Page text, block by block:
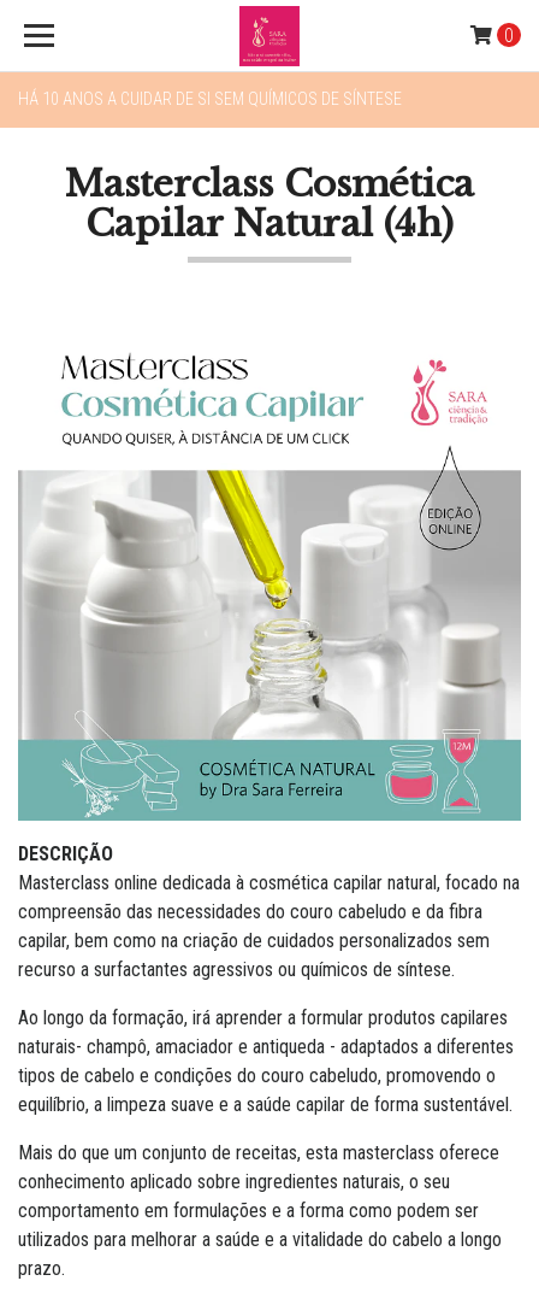
HÁ 10 ANOS A CUIDAR DE SI SEM QUÍMICOS DE SÍNTESE
0
Masterclass Cosmética
Capilar Natural (4h)
DESCRIÇÃO
Masterclass online dedicada à cosmética capilar natural, focado na
compreensão das necessidades do couro cabeludo e da fibra
capilar, bem como na criação de cuidados personalizados sem
recurso a surfactantes agressivos ou químicos de síntese.
Ao longo da formação, irá aprender a formular produtos capilares
naturais- champô, amaciador e antiqueda - adaptados a diferentes
tipos de cabelo e condições do couro cabeludo, promovendo o
equilíbrio, a limpeza suave e a saúde capilar de forma sustentável.
Mais do que um conjunto de receitas, esta masterclass oferece
conhecimento aplicado sobre ingredientes naturais, o seu
comportamento em formulações e a forma como podem ser
utilizados para melhorar a saúde e a vitalidade do cabelo a longo
prazo.